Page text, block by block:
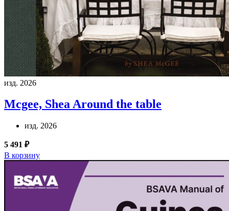
изд. 2026
Mcgee, SheaAround the table
изд. 2026
5 491 ₽
В корзину